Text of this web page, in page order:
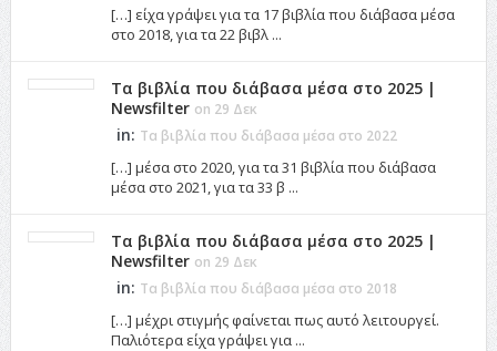
[…] είχα γράψει για τα 17 βιβλία που διάβασα μέσα
στο 2018, για τα 22 βιβλ ...
Τα βιβλία που διάβασα μέσα στο 2025 |
Newsfilter on 29 Δεκ
in: Τα βιβλία που διάβασα μέσα στο 2022
[…] μέσα στο 2020, για τα 31 βιβλία που διάβασα
μέσα στο 2021, για τα 33 β ...
Τα βιβλία που διάβασα μέσα στο 2025 |
Newsfilter on 29 Δεκ
in: Τα βιβλία που διάβασα μέσα στο 2018
[…] μέχρι στιγμής φαίνεται πως αυτό λειτουργεί.
Παλιότερα είχα γράψει για ...